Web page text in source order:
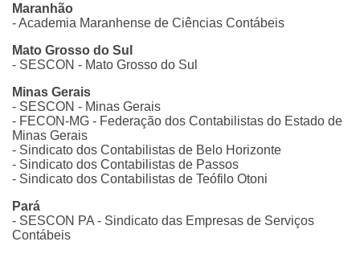
Maranhão
- Academia Maranhense de Ciências Contábeis
Mato Grosso do Sul
- SESCON - Mato Grosso do Sul
Minas Gerais
- SESCON - Minas Gerais
- FECON-MG - Federação dos Contabilistas do Estado de
Minas Gerais
- Sindicato dos Contabilistas de Belo Horizonte
- Sindicato dos Contabilistas de Passos
- Sindicato dos Contabilistas de Teófilo Otoni
Pará
- SESCON PA - Sindicato das Empresas de Serviços
Contábeis